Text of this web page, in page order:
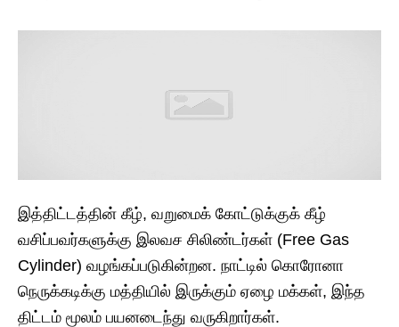
இத்திட்டத்தின் கீழ், வறுமைக் கோட்டுக்குக் கீழ்
வசிப்பவர்களுக்கு இலவச சிலிண்டர்கள் (Free Gas
Cylinder) வழங்கப்படுகின்றன. நாட்டில் கொரோனா
நெருக்கடிக்கு மத்தியில் இருக்கும் ஏழை மக்கள், இந்த
திட்டம் மூலம் பயனடைந்து வருகிறார்கள்.